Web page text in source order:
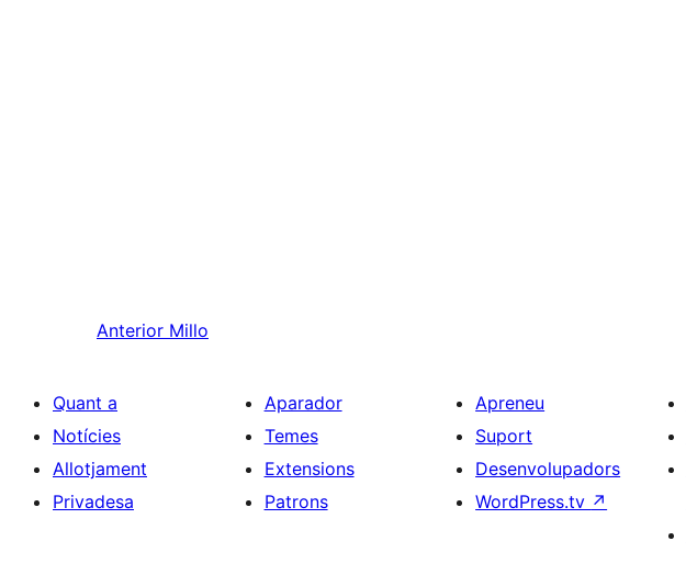
Anterior Millo
Quant a
Notícies
Allotjament
Privadesa
Aparador
Temes
Extensions
Patrons
Apreneu
Suport
Desenvolupadors
WordPress.tv ↗